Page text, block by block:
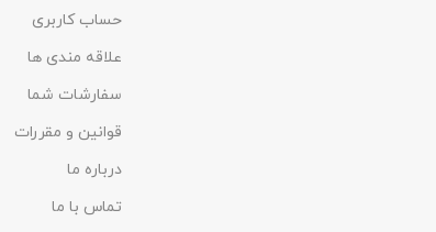
حساب کاربری
علاقه مندی ها
سفارشات شما
قوانین و مقررات
درباره ما
تماس با ما